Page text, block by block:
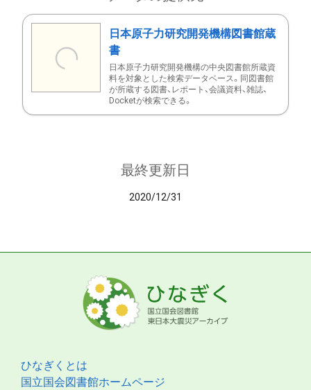
日本原子力研究開発機構図書館蔵
書
日本原子力研究開発機構の中央図書館所蔵資
料を対象とした検索データベース。同図書館
が所蔵する図書、レポート、会議資料、雑誌、
Docketが検索できる。
最終更新日
2020/12/31
ひなぎくとは
国立国会図書館ホームページ